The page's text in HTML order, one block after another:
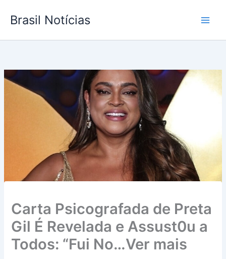
para
conteúdo
Brasil Notícias
Carta Psicografada de Preta
Gil É Revelada e Assust0u a
Todos: “Fui No…Ver mais